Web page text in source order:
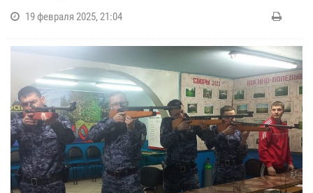
19 февраля 2025, 21:04